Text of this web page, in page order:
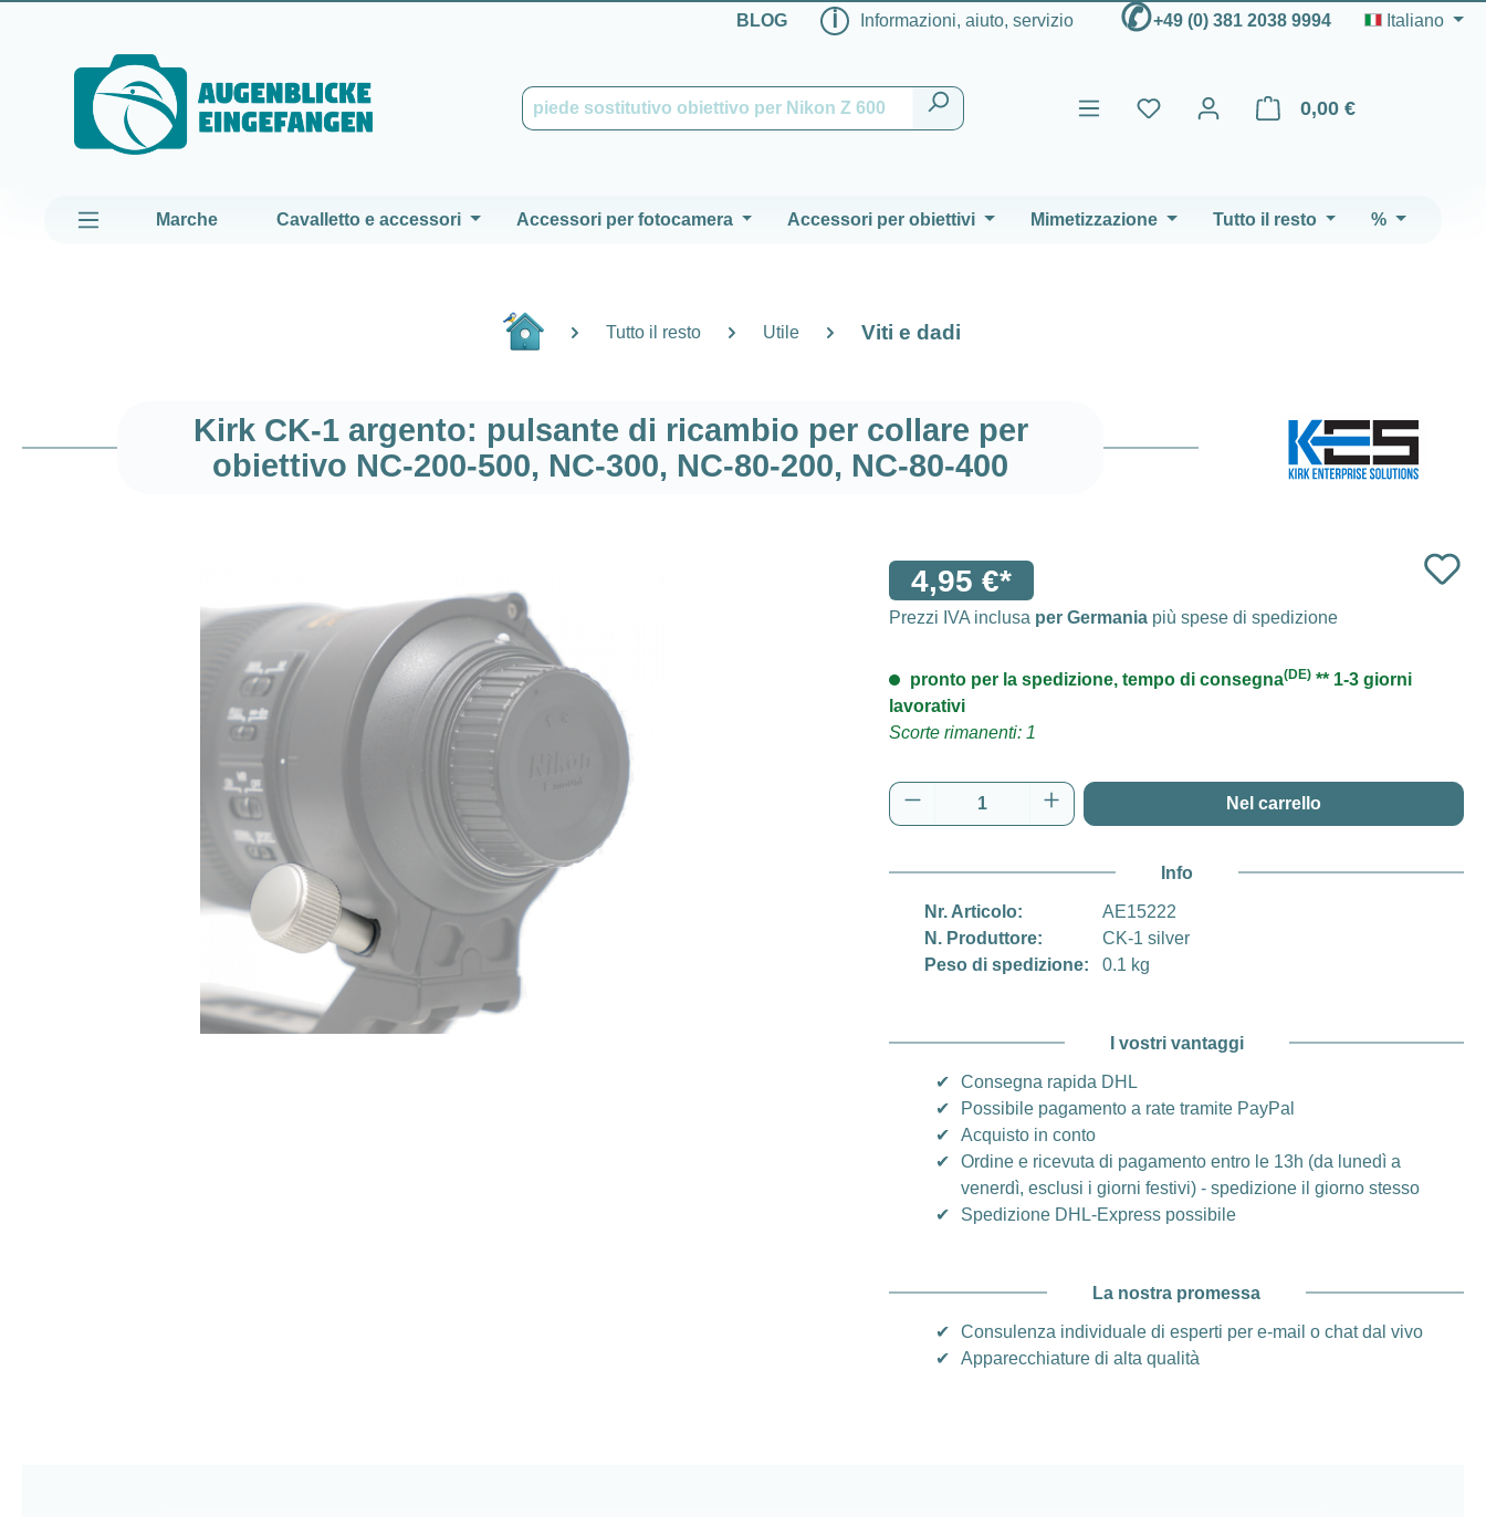
BLOG ℹ Informazioni, aiuto, servizio ✆+49 (0) 381 2038 9994 Italiano
0,00 €
Il carrello contiene 0
Marche Cavalletto e accessori Accessori per fotocamera Accessori per obiettivi Mimetizzazione Tutto il resto %
Tutto il resto Utile Viti e dadi
Kirk CK-1 argento: pulsante di ricambio per collare per
obiettivo NC-200-500, NC-300, NC-80-200, NC-80-400
4,95 €*
Prezzi IVA inclusa per Germania più spese di spedizione
pronto per la spedizione, tempo di consegna(DE) ** 1-3 giorni
lavorativi
Scorte rimanenti: 1
Quantità del prodotto: inserisci la quantità
Nel carrello
Info
Nr. Articolo:
AE15222
N. Produttore:
CK-1 silver
Peso di spedizione:
0.1 kg
I vostri vantaggi
✔
Consegna rapida DHL
✔
Possibile pagamento a rate tramite PayPal
✔
Acquisto in conto
✔
Ordine e ricevuta di pagamento entro le 13h (da lunedì a
venerdì, esclusi i giorni festivi) - spedizione il giorno stesso
✔
Spedizione DHL-Express possibile
La nostra promessa
✔
Consulenza individuale di esperti per e-mail o chat dal vivo
✔
Apparecchiature di alta qualità